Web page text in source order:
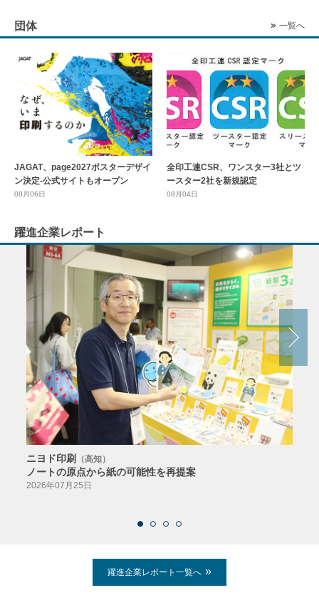
団体 一覧へ
JAGAT、page2027ポスターデザイ
ン決定-公式サイトもオープン
08月06日
全印工連CSR、ワンスター3社とツ
ースター2社を新規認定
08月04日
躍進企業レポート
ニヨド印刷 （高知）
ノートの原点から紙の可能性を再提案
2026年07月25日
躍進企業レポート一覧へ